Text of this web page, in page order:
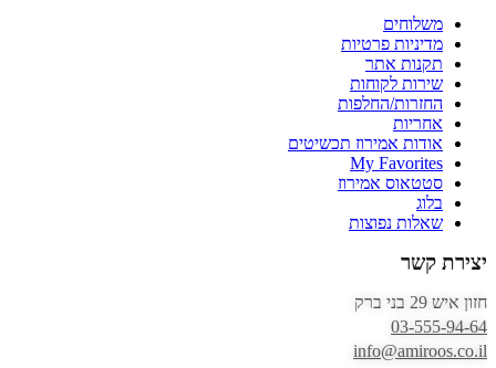
משלוחים
מדיניות פרטיות
תקנות אתר
שירות לקוחות
החזרות/החלפות
אחריות
אודות אמירוז תכשיטים
My Favorites
סטטאוס אמירוז
בלוג
שאלות נפוצות
יצירת קשר
חזון איש 29 בני ברק
03-555-94-64
info@amiroos.co.il